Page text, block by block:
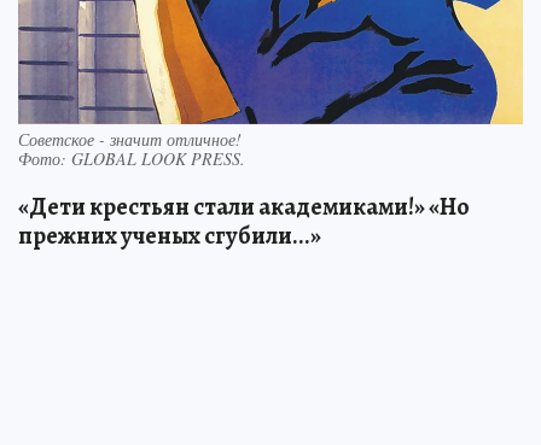
Советское - значит отличное!
Фото: GLOBAL LOOK PRESS.
«Дети крестьян стали академиками!» «Но
прежних ученых сгубили...»